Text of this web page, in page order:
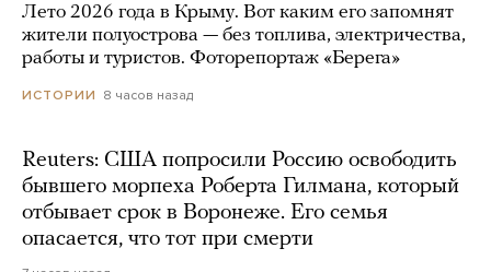
Лето 2026 года в Крыму. Вот каким его запомнят
жители полуострова — без топлива, электричества,
работы и туристов. Фоторепортаж «Берега»
ИСТОРИИ 8 часов назад
Reuters: США попросили Россию освободить
бывшего морпеха Роберта Гилмана, который
отбывает срок в Воронеже. Его семья
опасается, что тот при смерти